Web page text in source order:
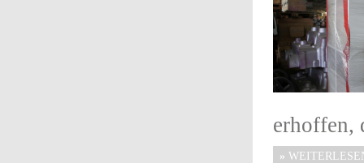
erhoffen,
»